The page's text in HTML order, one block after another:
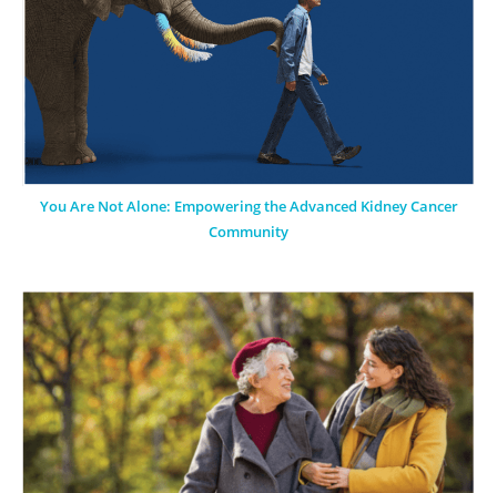
You Are Not Alone: Empowering the Advanced Kidney Cancer
Community